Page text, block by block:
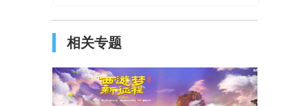
相关专题